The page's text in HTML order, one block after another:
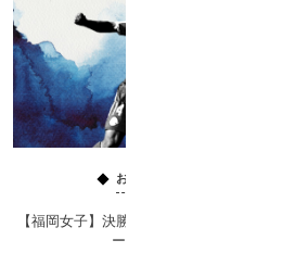
お知らせ
【福岡女子】決勝 試合後インタビュ
ー公開